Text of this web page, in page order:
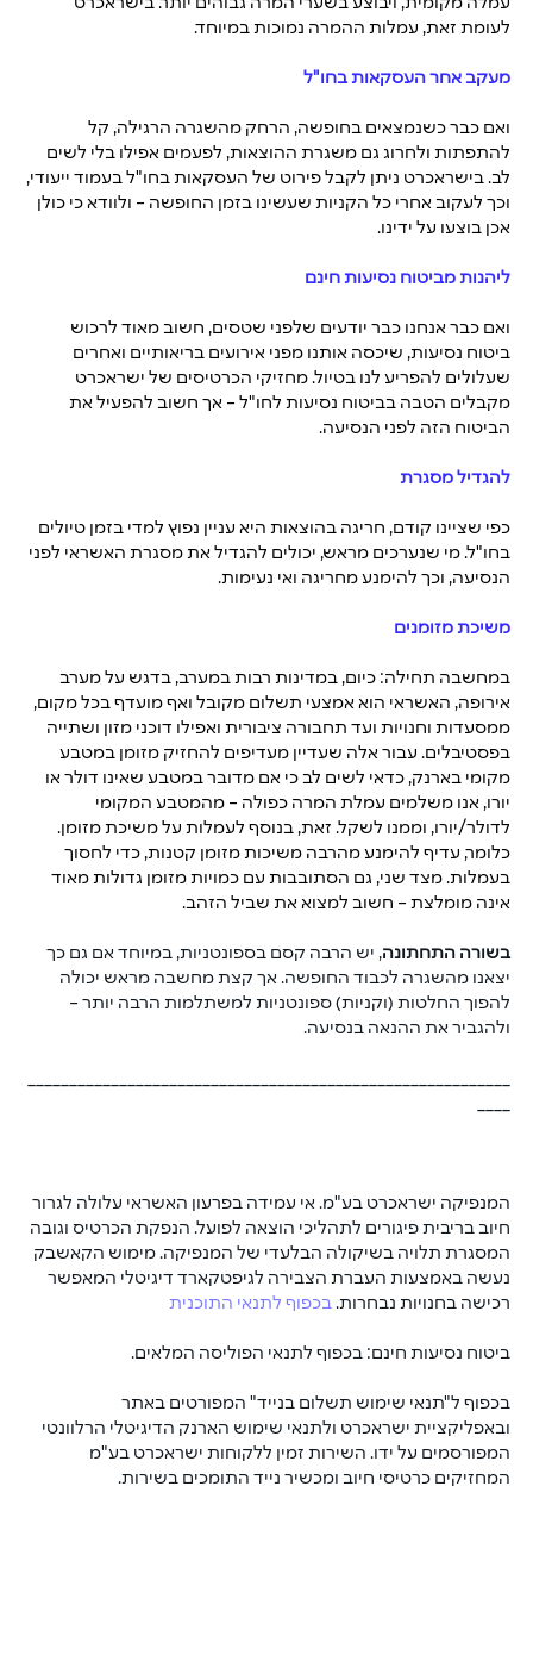
עמלה מקומית, ויבוצע בשערי המרה גבוהים יותר. בישראכרט
לעומת זאת, עמלות ההמרה נמוכות במיוחד.
מעקב אחר העסקאות בחו"ל
ואם כבר כשנמצאים בחופשה, הרחק מהשגרה הרגילה, קל
להתפתות ולחרוג גם משגרת ההוצאות, לפעמים אפילו בלי לשים
לב. בישראכרט ניתן לקבל פירוט של העסקאות בחו"ל בעמוד ייעודי,
וכך לעקוב אחרי כל הקניות שעשינו בזמן החופשה – ולוודא כי כולן
אכן בוצעו על ידינו.
ליהנות מביטוח נסיעות חינם
ואם כבר אנחנו כבר יודעים שלפני שטסים, חשוב מאוד לרכוש
ביטוח נסיעות, שיכסה אותנו מפני אירועים בריאותיים ואחרים
שעלולים להפריע לנו בטיול. מחזיקי הכרטיסים של ישראכרט
מקבלים הטבה בביטוח נסיעות לחו"ל – אך חשוב להפעיל את
הביטוח הזה לפני הנסיעה.
להגדיל מסגרת
כפי שציינו קודם, חריגה בהוצאות היא עניין נפוץ למדי בזמן טיולים
בחו"ל. מי שנערכים מראש, יכולים להגדיל את מסגרת האשראי לפני
הנסיעה, וכך להימנע מחריגה ואי נעימות.
משיכת מזומנים
במחשבה תחילה: כיום, במדינות רבות במערב, בדגש על מערב
אירופה, האשראי הוא אמצעי תשלום מקובל ואף מועדף בכל מקום,
ממסעדות וחנויות ועד תחבורה ציבורית ואפילו דוכני מזון ושתייה
בפסטיבלים. עבור אלה שעדיין מעדיפים להחזיק מזומן במטבע
מקומי בארנק, כדאי לשים לב כי אם מדובר במטבע שאינו דולר או
יורו, אנו משלמים עמלת המרה כפולה – מהמטבע המקומי
לדולר/יורו, וממנו לשקל. זאת, בנוסף לעמלות על משיכת מזומן.
כלומר, עדיף להימנע מהרבה משיכות מזומן קטנות, כדי לחסוך
בעמלות. מצד שני, גם הסתובבות עם כמויות מזומן גדולות מאוד
אינה מומלצת – חשוב למצוא את שביל הזהב.
בשורה התחתונה, יש הרבה קסם בספונטניות, במיוחד אם גם כך
יצאנו מהשגרה לכבוד החופשה. אך קצת מחשבה מראש יכולה
להפוך החלטות (וקניות) ספונטניות למשתלמות הרבה יותר –
ולהגביר את ההנאה בנסיעה.
המנפיקה ישראכרט בע"מ. אי עמידה בפרעון האשראי עלולה לגרור
חיוב בריבית פיגורים לתהליכי הוצאה לפועל. הנפקת הכרטיס וגובה
המסגרת תלויה בשיקולה הבלעדי של המנפיקה. מימוש הקאשבק
נעשה באמצעות העברת הצבירה לגיפטקארד דיגיטלי המאפשר
רכישה בחנויות נבחרות. בכפוף לתנאי התוכנית
ביטוח נסיעות חינם: בכפוף לתנאי הפוליסה המלאים.
בכפוף ל"תנאי שימוש תשלום בנייד" המפורטים באתר
ובאפליקציית ישראכרט ולתנאי שימוש הארנק הדיגיטלי הרלוונטי
המפורסמים על ידו. השירות זמין ללקוחות ישראכרט בע"מ
המחזיקים כרטיסי חיוב ומכשיר נייד התומכים בשירות.